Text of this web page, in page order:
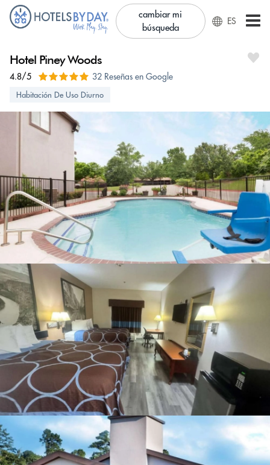
cambiar mi
búsqueda
ES
Hotel Piney Woods
4.8/5 32 Reseñas en Google
Habitación De Uso Diurno